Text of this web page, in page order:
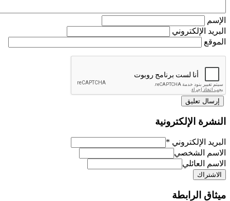
الإلكتروني
الإلكترونية
الإلكتروني*
الشخصي
العائلي
الرابطة